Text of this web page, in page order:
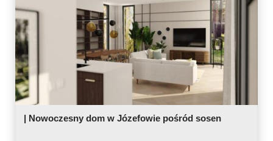
| Nowoczesny dom w Józefowie pośród sosen